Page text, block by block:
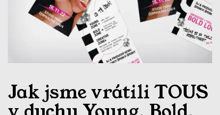
Jak jsme vrátili TOUS